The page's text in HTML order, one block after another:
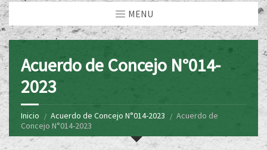
MENU
Acuerdo de Concejo N°014-
2023
Inicio Acuerdo de Concejo N°014-2023
Acuerdo de
Concejo N°014-2023